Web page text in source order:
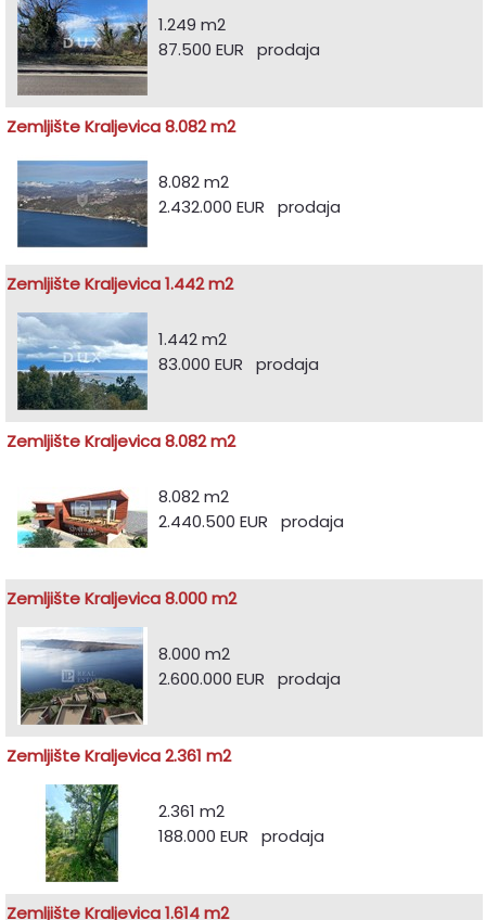
1.249 m2
87.500 EUR prodaja
Zemljište Kraljevica 8.082 m2
8.082 m2
2.432.000 EUR prodaja
Zemljište Kraljevica 1.442 m2
1.442 m2
83.000 EUR prodaja
Zemljište Kraljevica 8.082 m2
8.082 m2
2.440.500 EUR prodaja
Zemljište Kraljevica 8.000 m2
8.000 m2
2.600.000 EUR prodaja
Zemljište Kraljevica 2.361 m2
2.361 m2
188.000 EUR prodaja
Zemljište Kraljevica 1.614 m2